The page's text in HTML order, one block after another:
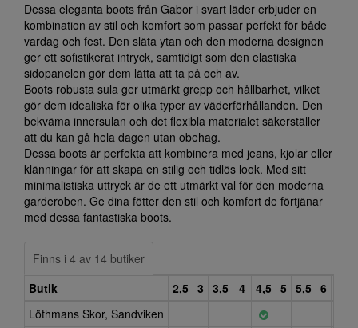
Dessa eleganta boots från Gabor i svart läder erbjuder en
kombination av stil och komfort som passar perfekt för både
vardag och fest. Den släta ytan och den moderna designen
ger ett sofistikerat intryck, samtidigt som den elastiska
sidopanelen gör dem lätta att ta på och av.
Boots robusta sula ger utmärkt grepp och hållbarhet, vilket
gör dem idealiska för olika typer av väderförhållanden. Den
bekväma innersulan och det flexibla materialet säkerställer
att du kan gå hela dagen utan obehag.
Dessa boots är perfekta att kombinera med jeans, kjolar eller
klänningar för att skapa en stilig och tidlös look. Med sitt
minimalistiska uttryck är de ett utmärkt val för den moderna
garderoben. Ge dina fötter den stil och komfort de förtjänar
med dessa fantastiska boots.
Finns i 4 av 14 butiker
Butik
2,5 3 3,5 4 4,5 5 5,5 6
Löthmans Skor, Sandviken